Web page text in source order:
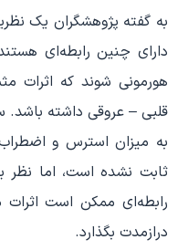
به گفته پژوهشگران یک
دارای چنین رابطه‌ای
هورمونی شوند که اثرات
قلبی – عروقی داشته
به میزان استرس و
ثابت نشده است، اما نظر
رابطه‌ای ممکن است اثرات
درازمدت بگذارد.